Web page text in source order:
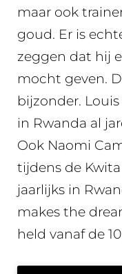
maar ook
goud. Er is
zeggen dat hij
mocht geven.
bijzonder.
in Rwanda al
Ook Naomi
tijdens de
jaarlijks in
makes the
held vanaf de